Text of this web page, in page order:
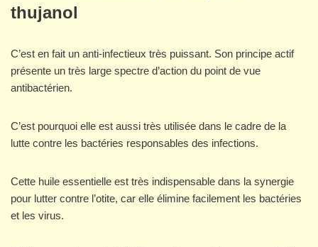
thujanol
C’est en fait un anti-infectieux très puissant. Son principe actif
présente un très large spectre d’action du point de vue
antibactérien.
C’est pourquoi elle est aussi très utilisée dans le cadre de la
lutte contre les bactéries responsables des infections.
Cette huile essentielle est très indispensable dans la synergie
pour lutter contre l’otite, car elle élimine facilement les bactéries
et les virus.